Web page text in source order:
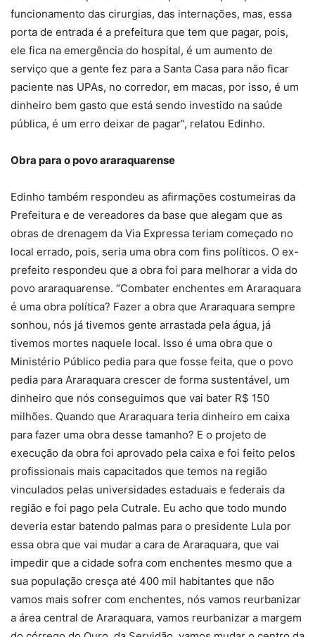
funcionamento das cirurgias, das internações, mas, essa
porta de entrada é a prefeitura que tem que pagar, pois,
ele fica na emergência do hospital, é um aumento de
serviço que a gente fez para a Santa Casa para não ficar
paciente nas UPAs, no corredor, em macas, por isso, é um
dinheiro bem gasto que está sendo investido na saúde
pública, é um erro deixar de pagar”, relatou Edinho.
Obra para o povo araraquarense
Edinho também respondeu as afirmações costumeiras da
Prefeitura e de vereadores da base que alegam que as
obras de drenagem da Via Expressa teriam começado no
local errado, pois, seria uma obra com fins políticos. O ex-
prefeito respondeu que a obra foi para melhorar a vida do
povo araraquarense. “Combater enchentes em Araraquara
é uma obra política? Fazer a obra que Araraquara sempre
sonhou, nós já tivemos gente arrastada pela água, já
tivemos mortes naquele local. Isso é uma obra que o
Ministério Público pedia para que fosse feita, que o povo
pedia para Araraquara crescer de forma sustentável, um
dinheiro que nós conseguimos que vai bater R$ 150
milhões. Quando que Araraquara teria dinheiro em caixa
para fazer uma obra desse tamanho? E o projeto de
execução da obra foi aprovado pela caixa e foi feito pelos
profissionais mais capacitados que temos na região
vinculados pelas universidades estaduais e federais da
região e foi pago pela Cutrale. Eu acho que todo mundo
deveria estar batendo palmas para o presidente Lula por
essa obra que vai mudar a cara de Araraquara, que vai
impedir que a cidade sofra com enchentes mesmo que a
sua população cresça até 400 mil habitantes que não
vamos mais sofrer com enchentes, nós vamos reurbanizar
a área central de Araraquara, vamos reurbanizar a margem